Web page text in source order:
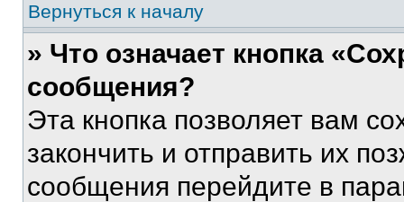
Вернуться к началу
» Что означает кнопка
сообщения?
Эта кнопка позволяет вам
закончить и отправить их
сообщения перейдите в